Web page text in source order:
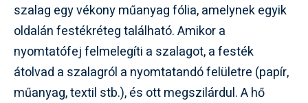
szalag egy vékony műanyag fólia, amelynek egyik
oldalán festékréteg található. Amikor a
nyomtatófej felmelegíti a szalagot, a festék
átolvad a szalagról a nyomtatandó felületre (papír,
műanyag, textil stb.), és ott megszilárdul. A hő